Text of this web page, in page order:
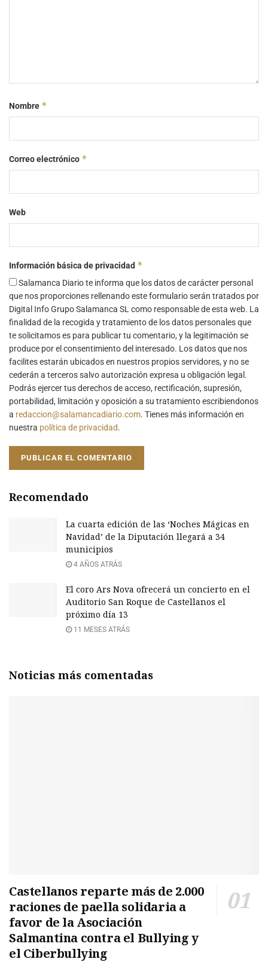
Nombre *
Correo electrónico *
Web
Información básica de privacidad *
Salamanca Diario te informa que los datos de carácter personal
que nos proporciones rellenando este formulario serán tratados por
Digital Info Grupo Salamanca SL como responsable de esta web. La
finalidad de la recogida y tratamiento de los datos personales que
te solicitamos es para publicar tu comentario, y la legitimación se
produce por el consentimiento del interesado. Los datos que nos
facilites estarán ubicados en nuestros propios servidores, y no se
cederán a terceros salvo autorización expresa u obligación legal.
Podrás ejercer tus derechos de acceso, rectificación, supresión,
portabilidad, limitación y oposición a su tratamiento escribiendonos
a redaccion@salamancadiario.com. Tienes más información en
nuestra política de privacidad.
Recomendado
La cuarta edición de las ‘Noches Mágicas en
Navidad’ de la Diputación llegará a 34
municipios
4 AÑOS ATRÁS
El coro Ars Nova ofrecerá un concierto en el
Auditorio San Roque de Castellanos el
próximo día 13
11 MESES ATRÁS
Noticias más comentadas
Castellanos reparte más de 2.000
raciones de paella solidaria a
favor de la Asociación
Salmantina contra el Bullying y
el Ciberbullying